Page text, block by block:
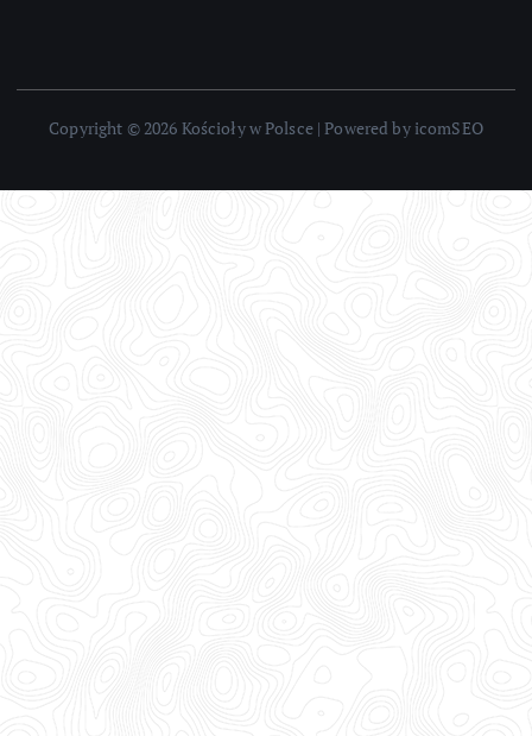
Copyright © 2026 Kościoły w Polsce | Powered by icomSEO